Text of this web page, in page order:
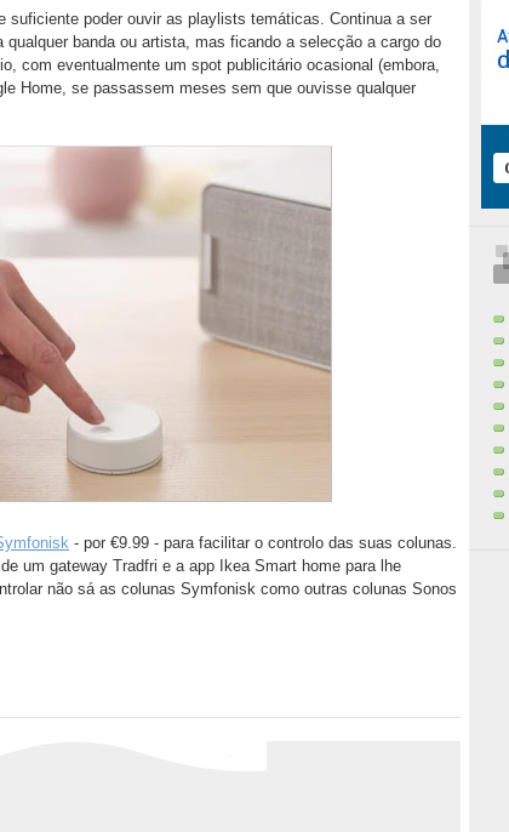
suficiente poder ouvir as playlists temáticas. Continua a ser
banda ou artista, mas ficando a selecção a cargo do
com eventualmente um spot publicitário ocasional (embora,
Home, se passassem meses sem que ouvisse qualquer
- por €9.99 - para facilitar o controlo das suas colunas.
um gateway Tradfri e a app Ikea Smart home para lhe
não sá as colunas Symfonisk como outras colunas Sonos